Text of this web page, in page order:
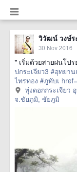
วิวัฒน์ วงษ์
30 Nov 2016
" เริ่มด้วยสายฝนโป
ปกระเจียว3 #อุทยา
ไทรทอง #ภูทับเ
ดอกกระเจียวอุทยา
ชัยภูมิ/201041> more
ทุ่งดอกกระเจียว
จ.ชัยภูมิ, ชัยภูมิ